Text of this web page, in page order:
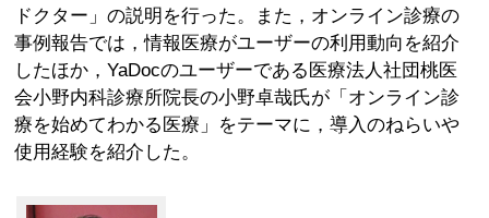
ドクター」の説明を行った。また，オンライン診療の
事例報告では，情報医療がユーザーの利用動向を紹介
したほか，YaDocのユーザーである医療法人社団桃医
会小野内科診療所院長の小野卓哉氏が「オンライン診
療を始めてわかる医療」をテーマに，導入のねらいや
使用経験を紹介した。